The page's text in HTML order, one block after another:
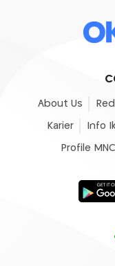
About Us
Karier Info
Profile